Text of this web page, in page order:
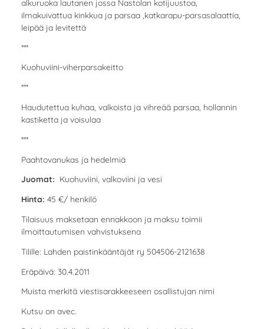
alkuruoka lautanen jossa Nastolan kotijuustoa,
ilmakuivattua kinkkua ja parsaa ,katkarapu-parsasalaattia,
leipää ja levitettä
***
Kuohuviini-viherparsakeitto
***
Haudutettua kuhaa, valkoista ja vihreää parsaa, hollannin
kastiketta ja voisulaa
***
Paahtovanukas ja hedelmiä
Juomat: Kuohuviini, valkoviini ja vesi
Hinta: 45 €/ henkilö
Tilaisuus maksetaan ennakkoon ja maksu toimii
ilmoittautumisen vahvistuksena
Tilille: Lahden paistinkääntäjät ry 504506-2121638
Eräpäivä: 30.4.2011
Muista merkitä viestisarakkeeseen osallistujan nimi
Kutsu on avec.